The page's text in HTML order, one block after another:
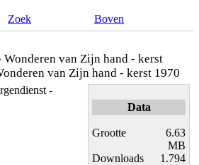
Zoek
Boven
van Zijn hand - kerst 1970
-
Data
Grootte
6.63
MB
Downloads
1.794